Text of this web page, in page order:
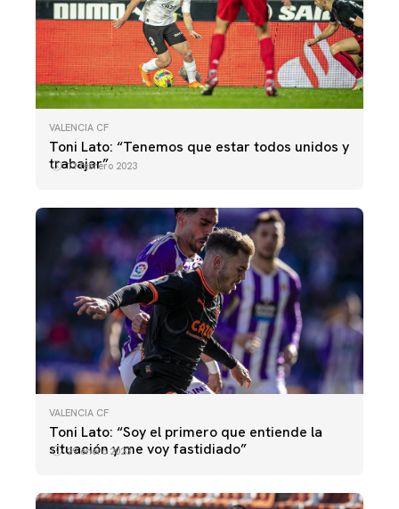
VALENCIA CF
Toni Lato: “Tenemos que estar todos unidos y
trabajar”
11 febrero 2023
VALENCIA CF
Toni Lato: “Soy el primero que entiende la
situación y me voy fastidiado”
29 enero 2023